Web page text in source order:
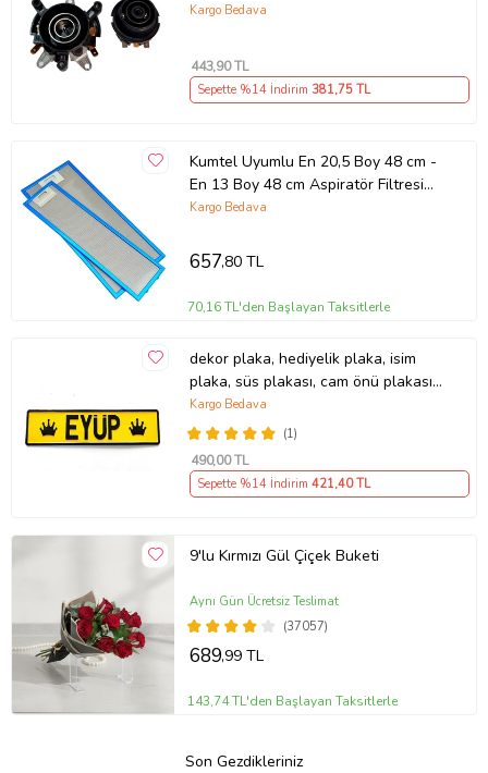
Kargo Bedava
443,90 TL
Sepette %14 İndirim 381,75 TL
Kumtel Uyumlu En 20,5 Boy 48 cm -
En 13 Boy 48 cm Aspiratör Filtresi
Takımı
Kargo Bedava
657,80 TL
70,16 TL'den Başlayan Taksitlerle
dekor plaka, hediyelik plaka, isim
plaka, süs plakası, cam önü plakası,
tırcı plakası (Sarı-Siyah)
(1)
Kargo Bedava
490,00 TL
Sepette %14 İndirim 421,40 TL
9'lu Kırmızı Gül Çiçek Buketi
(37057)
Aynı Gün Ücretsiz Teslimat
689,99 TL
143,74 TL'den Başlayan Taksitlerle
Son Gezdikleriniz